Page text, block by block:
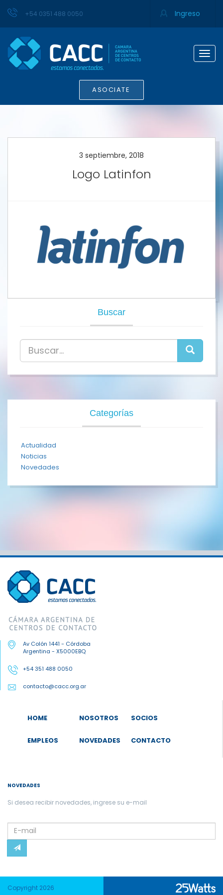
+54 0351 488 0050 Ingreso
ASOCIATE
3 septiembre, 2018
Logo Latinfon
Buscar
Categorías
Actualidad
Noticias
Novedades
Av Colón 1441 - Córdoba
Argentina - X5000EBQ
+54 351 488 0050
contacto@cacc.org.ar
HOME NOSOTROS SOCIOS
EMPLEOS NOVEDADES CONTACTO
NOVEDADES
Si desea recibir novedades, ingrese su e-mail
Please
leave
this
field
Copyright 2026